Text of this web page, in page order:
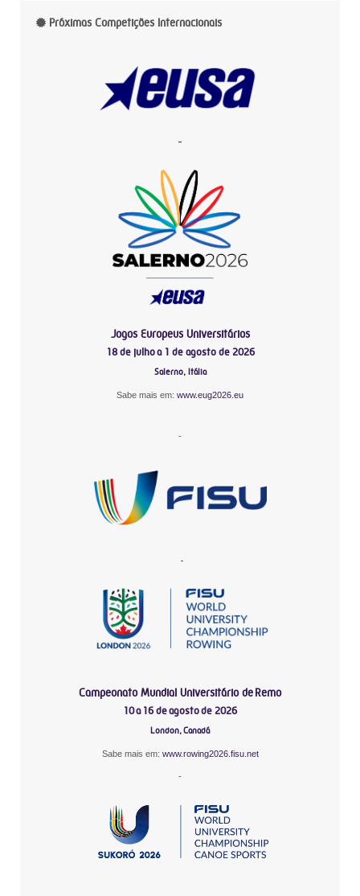
Próximas Competições Internacionais
-
Jogos Europeus Universitários
18 de julho a 1 de agosto de 2026
Salerno, Itália
Sabe mais em: www.eug2026.eu
-
-
Campeonato Mundial Universitário de Remo
10 a 16 de agosto de 2026
London, Canadá
Sabe mais em: www.rowing2026.fisu.net
-